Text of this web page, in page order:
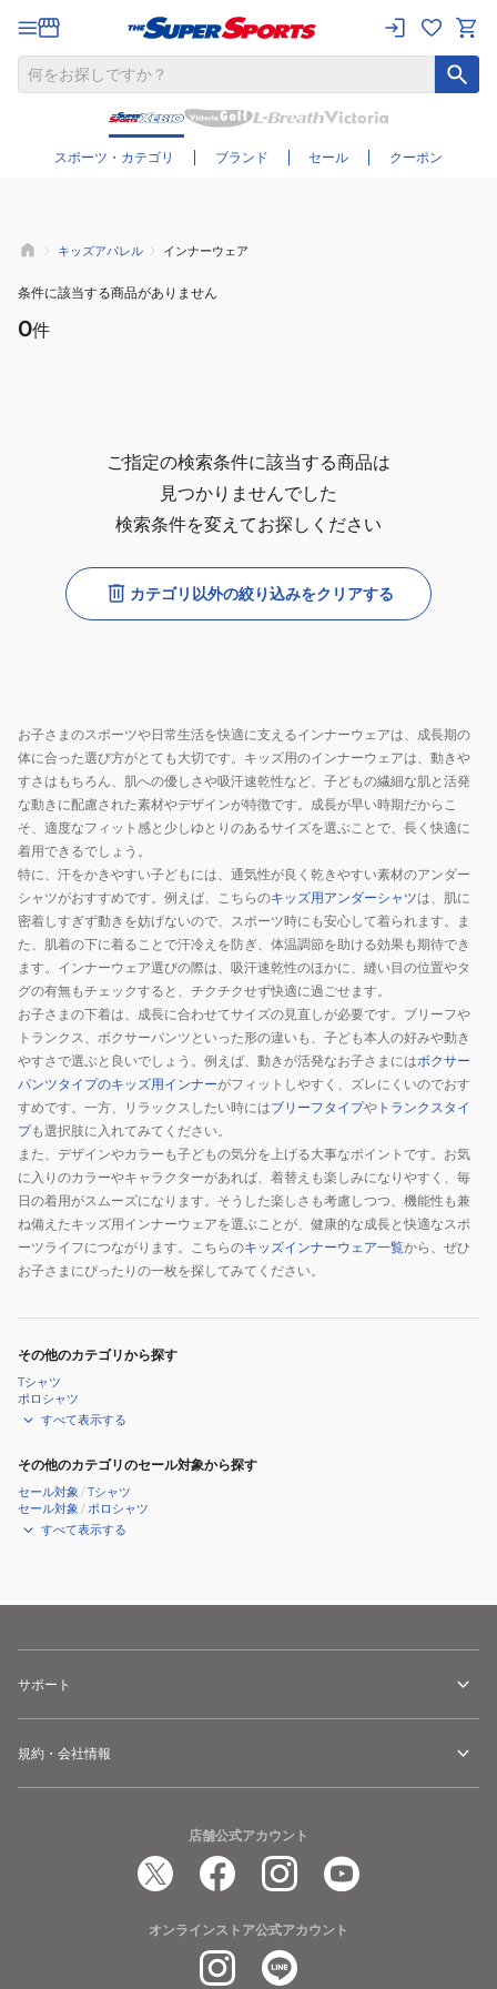
スポーツ・カテゴリ ブランド セール クーポン
さらに絞り込む
キッズアパレル インナーウェア
条件に該当する商品がありません
0件
ご指定の検索条件に該当する商品は
見つかりませんでした
検索条件を変えてお探しください
カテゴリ以外の絞り込みをクリアする
お子さまのスポーツや日常生活を快適に支えるインナーウェアは、成長期の
体に合った選び方がとても大切です。キッズ用のインナーウェアは、動きや
すさはもちろん、肌への優しさや吸汗速乾性など、子どもの繊細な肌と活発
な動きに配慮された素材やデザインが特徴です。成長が早い時期だからこ
そ、適度なフィット感と少しゆとりのあるサイズを選ぶことで、長く快適に
着用できるでしょう。
特に、汗をかきやすい子どもには、通気性が良く乾きやすい素材のアンダー
シャツがおすすめです。例えば、こちらのキッズ用アンダーシャツは、肌に
密着しすぎず動きを妨げないので、スポーツ時にも安心して着られます。ま
た、肌着の下に着ることで汗冷えを防ぎ、体温調節を助ける効果も期待でき
ます。インナーウェア選びの際は、吸汗速乾性のほかに、縫い目の位置やタ
グの有無もチェックすると、チクチクせず快適に過ごせます。
お子さまの下着は、成長に合わせてサイズの見直しが必要です。ブリーフや
トランクス、ボクサーパンツといった形の違いも、子ども本人の好みや動き
やすさで選ぶと良いでしょう。例えば、動きが活発なお子さまにはボクサー
パンツタイプのキッズ用インナーがフィットしやすく、ズレにくいのでおす
すめです。一方、リラックスしたい時にはブリーフタイプや トランクスタイ
プも選択肢に入れてみてください。
また、デザインやカラーも子どもの気分を上げる大事なポイントです。お気
に入りのカラーやキャラクターがあれば、着替えも楽しみになりやすく、毎
日の着用がスムーズになります。そうした楽しさも考慮しつつ、機能性も兼
ね備えたキッズ用インナーウェアを選ぶことが、健康的な成長と快適なスポ
ーツライフにつながります。こちらのキッズインナーウェア一覧から、ぜひ
お子さまにぴったりの一枚を探してみてください。
その他のカテゴリから探す
Tシャツ
ポロシャツ
すべて表示する
その他のカテゴリのセール対象から探す
セール対象 /Tシャツ
セール対象 /ポロシャツ
すべて表示する
サポート
規約・会社情報
店舗公式アカウント
オンラインストア公式アカウント